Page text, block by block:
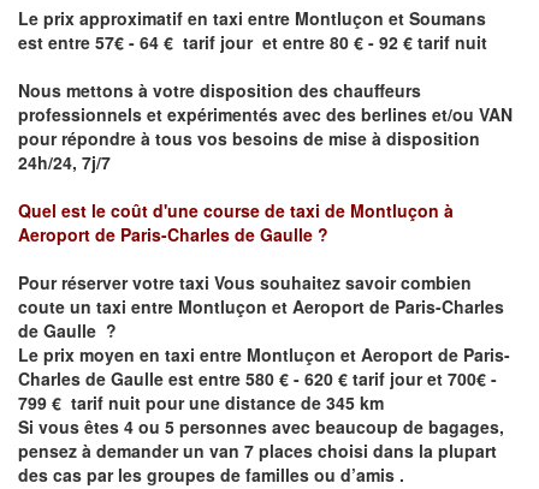
Le prix approximatif en taxi entre Montluçon et Soumans
est entre 57€ - 64 € tarif jour et entre 80 € - 92 € tarif nuit
Nous mettons à votre disposition des chauffeurs
professionnels et expérimentés avec des berlines et/ou VAN
pour répondre à tous vos besoins de mise à disposition
24h/24, 7j/7
Quel est le coût d'une course de taxi de Montluçon à
Aeroport de Paris-Charles de Gaulle ?
Pour réserver votre taxi Vous souhaitez savoircombien
coute un taxi entre Montluçon et Aeroport de Paris-Charles
de Gaulle ?
Le prix moyen en taxi entre Montluçon et Aeroport de Paris-
Charles de Gaulle est entre 580 € - 620 € tarif jour et 700€ -
799 € tarif nuit pour une distance de 345 km
Si vous êtes 4 ou 5 personnes avec beaucoup de bagages,
pensez à demander un van 7 places choisi dans la plupart
des cas par les groupes de familles ou d’amis .